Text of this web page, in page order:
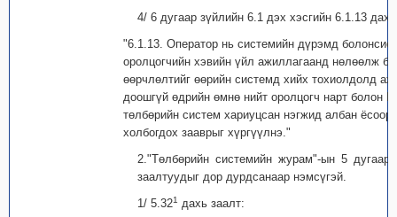
4/ 6 дугаар зүйлийн 6.1 дэх хэсгийн 6.1.13
"6.1.13. Оператор нь системийн дүрэмд
оролцогчийн хэвийн үйл ажиллагаанд нөлөөлж
өөрчлөлтийг өөрийн системд хийх тохиолдолд
доошгүй өдрийн өмнө нийт оролцогч нарт болон
төлбөрийн систем хариуцсан нэгжид албан
холбогдох зааврыг хүргүүлнэ."
2."Төлбөрийн системийн журам"-ын 5 дугаар
заалтуудыг дор дурдсанаар нэмсүгэй.
1/ 5.321
дахь заалт: